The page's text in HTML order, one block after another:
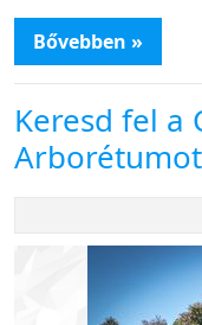
Bővebben »
Keresd fel a